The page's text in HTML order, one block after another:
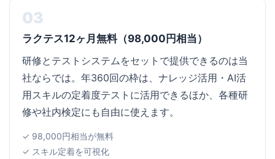
03
ラクテス12ヶ月無料（98,000円相当）
研修とテストシステムをセットで提供できるのは当
社ならでは。年360回の枠は、ナレッジ活用・AI活
用スキルの定着度テストに活用できるほか、各種研
修や社内検定にも自由に使えます。
✓ 98,000円相当が無料
✓ スキル定着を可視化